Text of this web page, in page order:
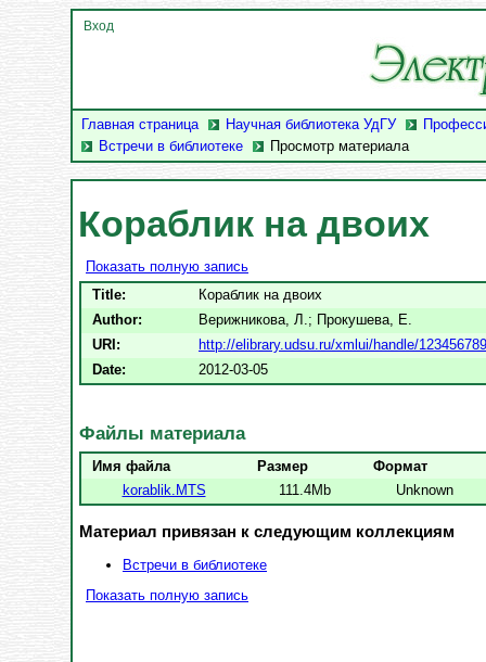
Главная страница Научная библиотека УдГУ
Встречи в библиотеке
Просмотр материала
Вход
Кораблик на двоих
Показать полную запись
Title:
Кораблик на двоих
Author:
Верижникова, Л.; Прокушева, Е.
URI:
http://elibrary.udsu.ru/xmlui/handle/
Date:
2012-03-05
Файлы материала
Имя файла Размер
Формат
korablik.MTS
111.4Mb Unknown
Материал привязан к следующим коллекциям
Встречи в библиотеке
Показать полную запись